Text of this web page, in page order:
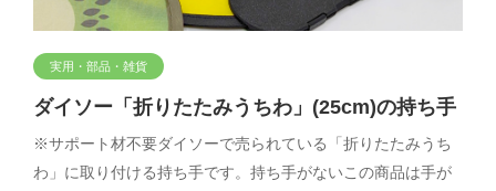
実用・部品・雑貨
ダイソー「折りたたみうちわ」(25cm)の持ち手
※サポート材不要ダイソーで売られている「折りたたみうち
わ」に取り付ける持ち手です。持ち手がないこの商品は手が